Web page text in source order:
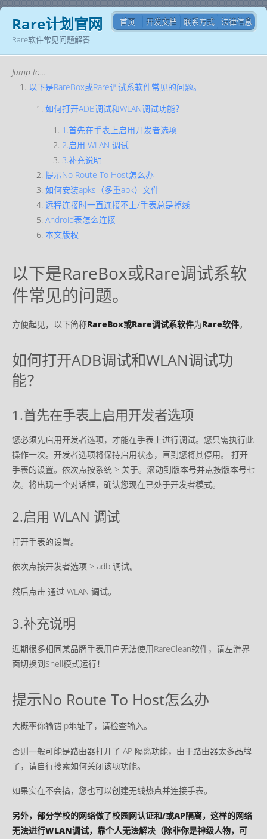
Rare计划官网
Rare软件常见问题解答
首页 开发文档 联系方式 法律信息
Jump to...
以下是RareBox或Rare调试系软件常见的问题。
如何打开ADB调试和WLAN调试功能？
1.首先在手表上启用开发者选项
2.启用 WLAN 调试
3.补充说明
提示No Route To Host怎么办
如何安装apks（多重apk）文件
远程连接时一直连接不上/手表总是掉线
Android表怎么连接
本文版权
以下是RareBox或Rare调试系软
件常见的问题。
方便起见，以下简称RareBox或Rare调试系软件为Rare软件。
如何打开ADB调试和WLAN调试功
能？
1.首先在手表上启用开发者选项
您必须先启用开发者选项，才能在手表上进行调试。您只需执行此
操作一次。开发者选项将保持启用状态，直到您将其停用。 打开
手表的设置。依次点按系统 > 关于。滚动到版本号并点按版本号七
次。将出现一个对话框，确认您现在已处于开发者模式。
2.启用 WLAN 调试
打开手表的设置。
依次点按开发者选项 > adb 调试。
然后点击 通过 WLAN 调试。
3.补充说明
近期很多相同某品牌手表用户无法使用RareClean软件，请左滑界
面切换到Shell模式运行！
提示No Route To Host怎么办
大概率你输错ip地址了，请检查输入。
否则一般可能是路由器打开了 AP 隔离功能，由于路由器太多品牌
了，请自行搜索如何关闭该项功能。
如果实在不会搞，您也可以创建无线热点并连接手表。
另外，部分学校的网络做了校园网认证和/或AP隔离，这样的网络
无法进行WLAN调试，靠个人无法解决（除非你是神级人物，可